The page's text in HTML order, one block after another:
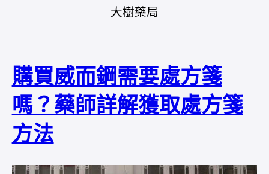
大樹藥局
購買威而鋼需要處方箋
嗎？藥師詳解獲取處方箋
方法